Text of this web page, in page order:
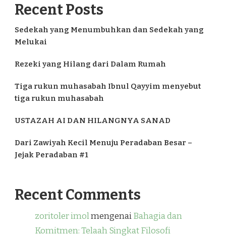
Recent Posts
Sedekah yang Menumbuhkan dan Sedekah yang
Melukai
Rezeki yang Hilang dari Dalam Rumah
Tiga rukun muhasabah Ibnul Qayyim menyebut
tiga rukun muhasabah
USTAZAH AI DAN HILANGNYA SANAD
Dari Zawiyah Kecil Menuju Peradaban Besar –
Jejak Peradaban #1
Recent Comments
zoritoler imolmengenaiBahagia dan
Komitmen: Telaah Singkat Filosofi